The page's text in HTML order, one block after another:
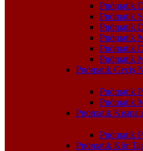
Pnömatik
Pnömatik
Pnömatik
Pnömatik
Pnömatik
Pnömatik
Pnömatik Geçiş
Pnömatik
Pnömatik
Pnömatik
Pnömatik
Pnömatik Kör